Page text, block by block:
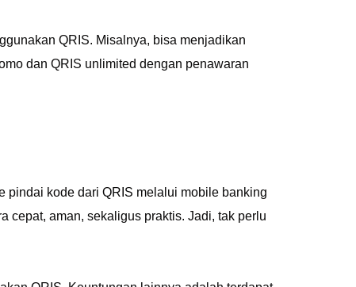
QRIS. Misalnya, bisa menjadikan
dan QRIS unlimited dengan penawaran
pindai kode dari QRIS melalui mobile banking
cepat, aman, sekaligus praktis. Jadi, tak perlu